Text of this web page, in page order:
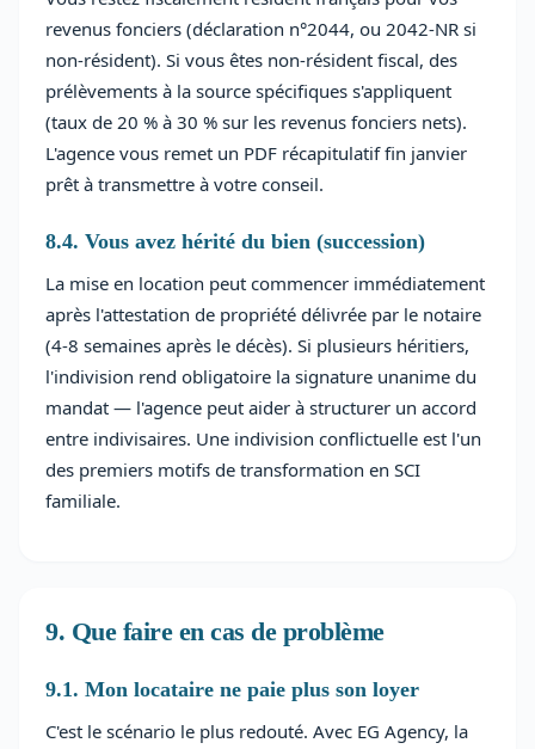
revenus fonciers (déclaration n°2044, ou 2042-NR si
non-résident). Si vous êtes non-résident fiscal, des
prélèvements à la source spécifiques s'appliquent
(taux de 20 % à 30 % sur les revenus fonciers nets).
L'agence vous remet un PDF récapitulatif fin janvier
prêt à transmettre à votre conseil.
8.4. Vous avez hérité du bien (succession)
La mise en location peut commencer immédiatement
après l'attestation de propriété délivrée par le notaire
(4-8 semaines après le décès). Si plusieurs héritiers,
l'indivision rend obligatoire la signature unanime du
mandat — l'agence peut aider à structurer un accord
entre indivisaires. Une indivision conflictuelle est l'un
des premiers motifs de transformation en SCI
familiale.
9. Que faire en cas de problème
9.1. Mon locataire ne paie plus son loyer
C'est le scénario le plus redouté. Avec EG Agency, la